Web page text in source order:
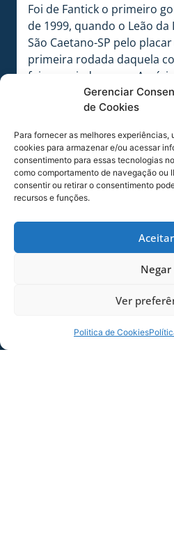
Gerenciar
de Cookies
Para fornecer as melhores experiências,
cookies para armazenar e/ou acessar
consentimento para essas tecnologias
como comportamento de navegação ou
consentir ou retirar o consentimento
recursos e funções.
Aceitar
Negar
Ver
Politica de Cookies
Foi de Fantick o primeiro
de 1999, quando o Leão da
São Caetano-SP pelo
primeira rodada daquela
foi negociado com o
retornando ao Avaí no ano
passagens também pelo
aposentou em 2009.
Depois que se aposentou,
a administrar os negócios
residência na Lagoa da
Florianópolis-SC.
Até os dias de hoje, joga no
apresentações festivas
Júnior entrevistou Fantick.